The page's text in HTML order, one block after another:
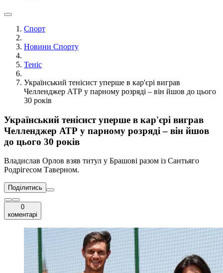
Спорт
Новини Спорту
Теніс
Український тенісист уперше в кар'єрі виграв
Челленджер АТР у парному розряді – він йшов до цього
30 років
Український тенісист уперше в кар'єрі виграв
Челленджер АТР у парному розряді – він йшов
до цього 30 років
Владислав Орлов взяв титул у Брашові разом із Сантьяго
Родрігесом Таверном.
Поділитись
0
коментарі